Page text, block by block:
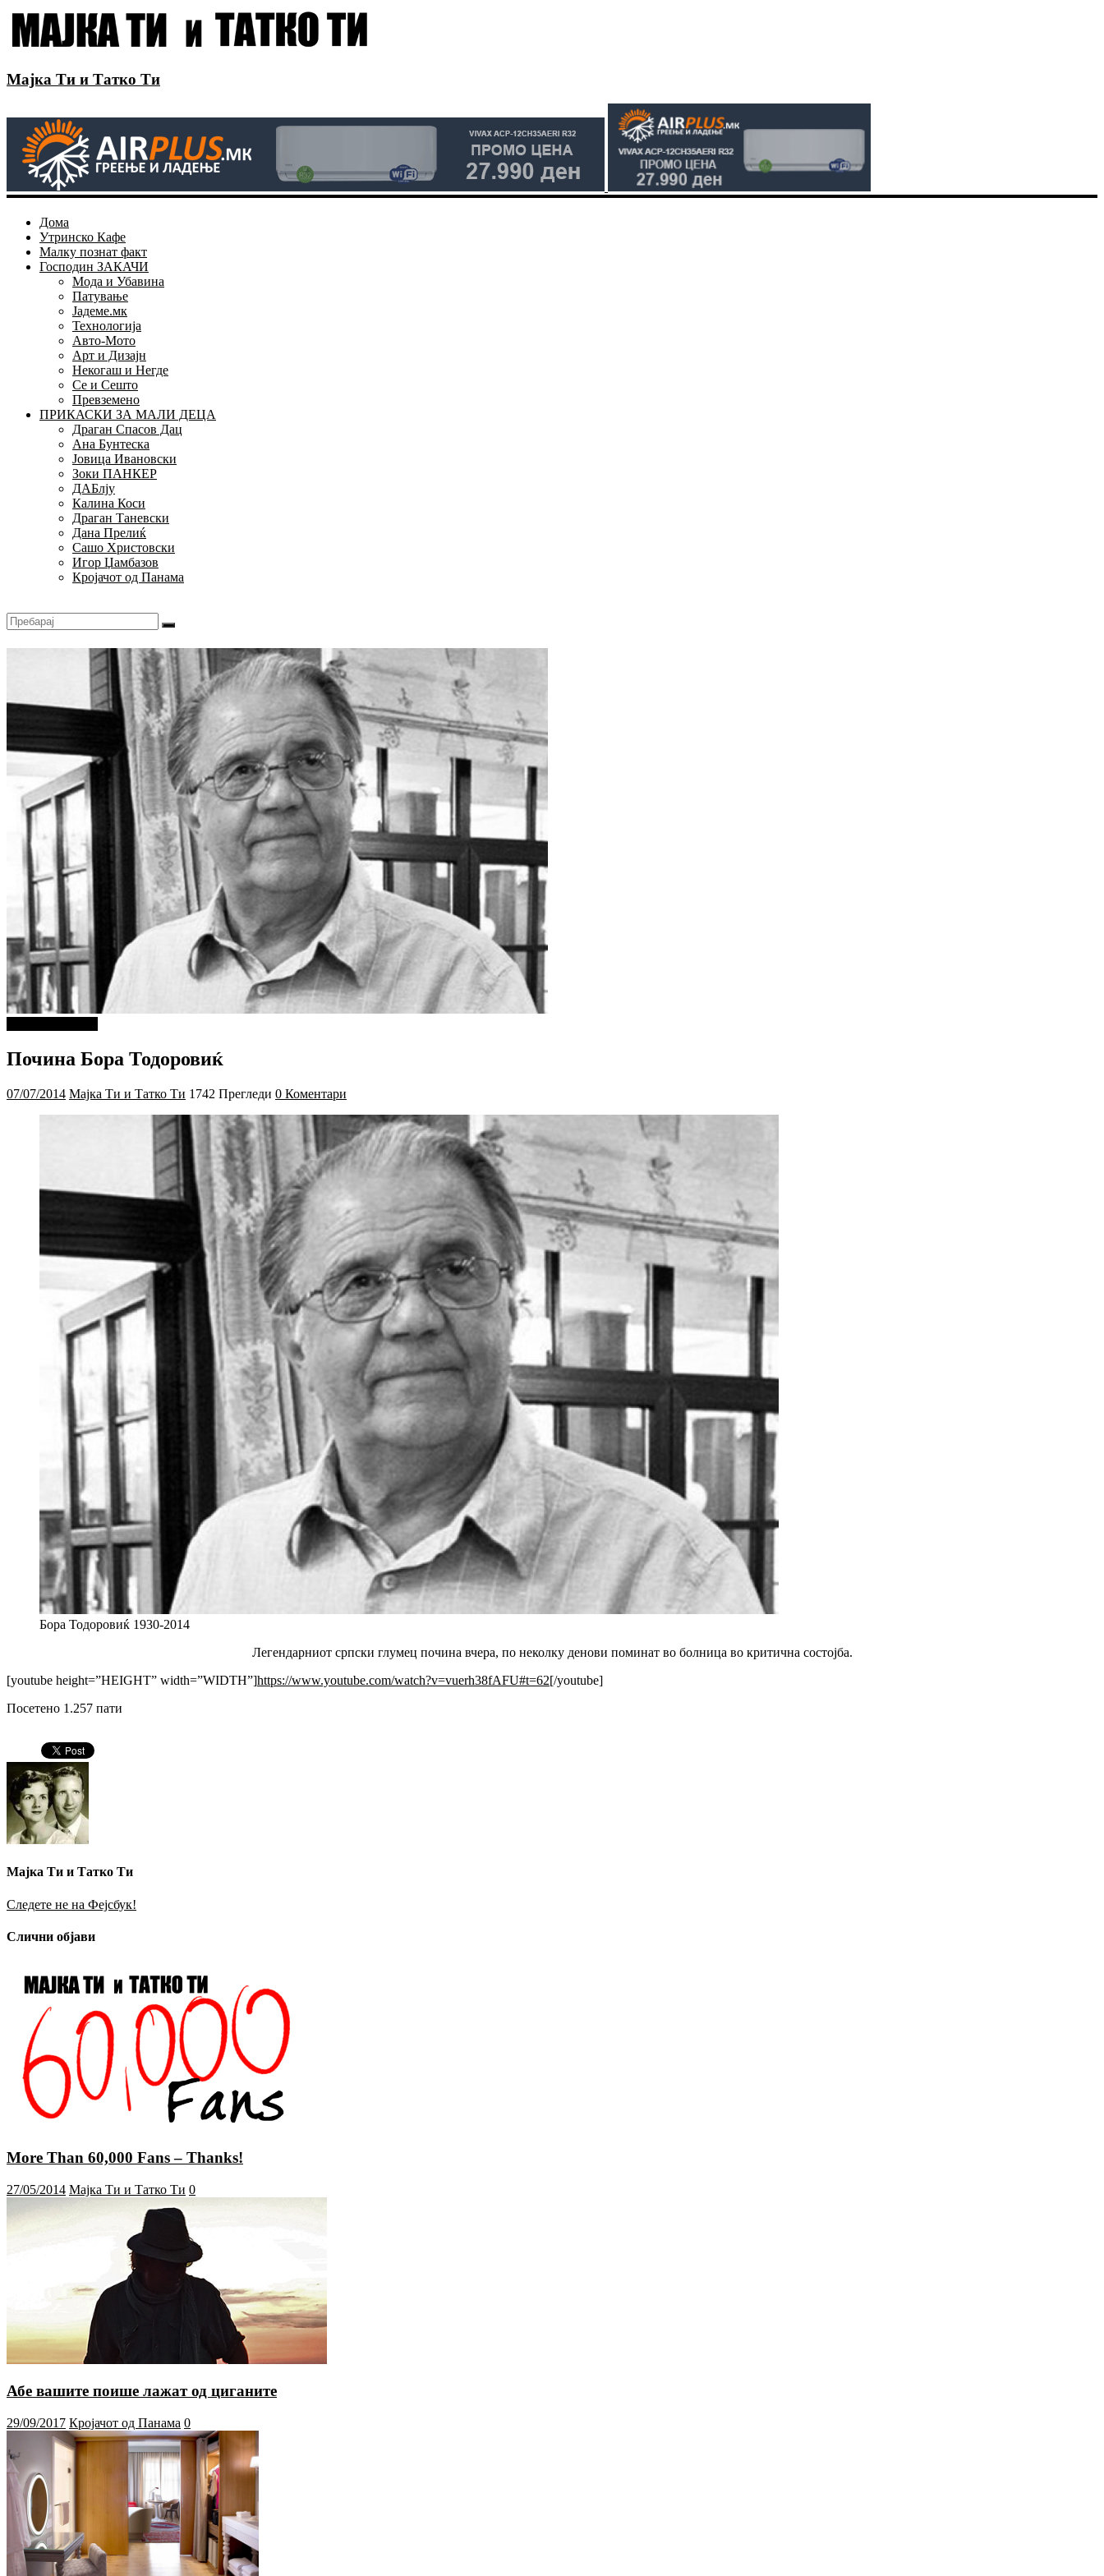
Мајка Ти и Татко Ти
Дома
Утринско Кафе
Малку познат факт
Господин ЗАКАЧИ
Мода и Убавина
Патување
Јадеме.мк
Технологија
Авто-Мото
Арт и Дизајн
Некогаш и Негде
Се и Сешто
Превземено
ПРИКАСКИ ЗА МАЛИ ДЕЦА
Драган Спасов Дац
Ана Бунтеска
Јовица Ивановски
Зоки ПАНКЕР
ДАБлју
Калина Коси
Драган Таневски
Дана Прелиќ
Сашо Христовски
Игор Џамбазов
Кројачот од Панама
Почина Бора Тодоровиќ
07/07/2014 Мајка Ти и Татко Ти 1742 Прегледи 0 Коментари
Бора Тодоровиќ 1930-2014
Легендарниот српски глумец почина вчера, по неколку денови поминат во болница во критична состојба.
[youtube height=”HEIGHT” width=”WIDTH”]https://www.youtube.com/watch?v=vuerh38fAFU#t=62[/youtube]
Посетено 1.257 пати
Мајка Ти и Татко Ти
Следете не на Фејсбук!
Слични објави
More Than 60,000 Fans – Thanks!
27/05/2014 Мајка Ти и Татко Ти 0
Абе вашите поише лажат од циганите
29/09/2017 Кројачот од Панама 0